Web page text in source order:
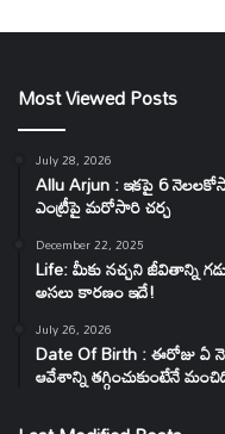
Most Viewed Posts
July 28, 2026
Allu Arjun : ఇకపై 6
ఎంట్రీపై మరోసారి చర్చ
December 22, 2025
Life: మీకు నచ్చని జీవితాన్ని
అసలు కారణం ఇదే!
July 26, 2026
Date Of Birth : ఈరోజు ఏ
ఆవేశాన్ని తగ్గించుకుంటేనే